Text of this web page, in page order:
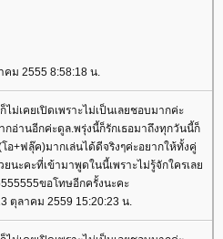
คม 2555 8:58:18 น.
ไม่เคยเปิดเพราะไม่เป็นเลยชอบมากค่ะ
กอ่านอีกค่ะดูล.พรุ่งนี้ก็รักเธอมาถึงทุกวันนี้ก็
+ฟลุ๊ค)มากเล่นได้ดีจริงๆค่ะอยากให้ทั้งคู่
นะคะที่เข้ามาพูดในนี้เพราะไม่รู้จักใครเล
ขอโทษอีกครั้งนะคะ
ตุลาคม 2559 15:20:23 น.